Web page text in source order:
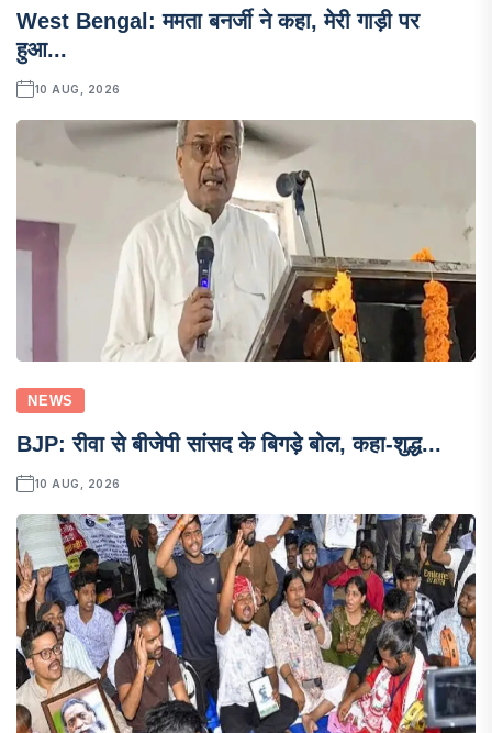
West Bengal: ममता बनर्जी ने कहा, मेरी गाड़ी पर
हुआ...
10 AUG, 2026
NEWS
BJP: रीवा से बीजेपी सांसद के बिगड़े बोल, कहा-शुद्ध...
10 AUG, 2026